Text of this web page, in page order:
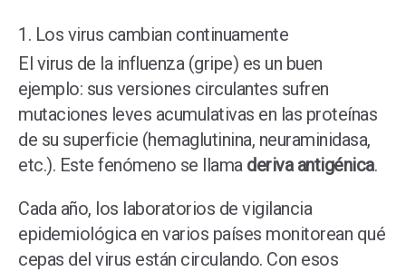
1. Los virus cambian continuamente
El virus de la influenza (gripe) es un buen
ejemplo: sus versiones circulantes sufren
mutaciones leves acumulativas en las proteínas
de su superficie (hemaglutinina, neuraminidasa,
etc.). Este fenómeno se llama deriva antigénica.
Cada año, los laboratorios de vigilancia
epidemiológica en varios países monitorean qué
cepas del virus están circulando. Con esos